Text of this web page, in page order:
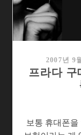
2007년 9
프라다 구
보통 휴대폰